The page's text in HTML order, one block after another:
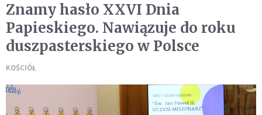
Znamy hasło XXVI Dnia
Papieskiego. Nawiązuje do roku
duszpasterskiego w Polsce
KOŚCIÓŁ